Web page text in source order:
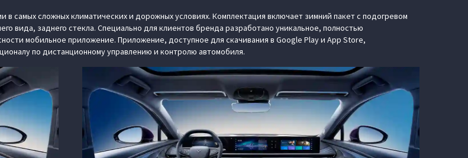
в самых сложных климатических и дорожных условиях. Комплектация включает зимний пакет с подогревом
вида, заднего стекла. Специально для клиентов бренда разработано уникальное, полностью
мобильное приложение. Приложение, доступное для скачивания в Google Play и App Store,
по дистанционному управлению и контролю автомобиля.